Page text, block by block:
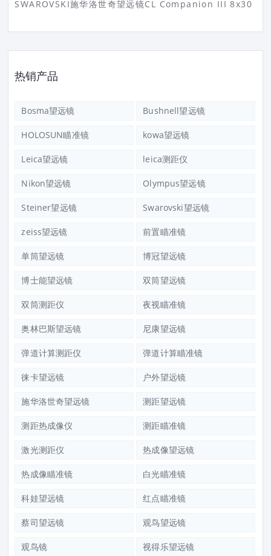
SWAROVSKI施华洛世奇望远镜CL Companion III 8x30
热销产品
Bosma望远镜 Bushnell望远镜
HOLOSUN瞄准镜 kowa望远镜
Leica望远镜 leica测距仪
Nikon望远镜 Olympus望远镜
Steiner望远镜 Swarovski望远镜
zeiss望远镜 前置瞄准镜
单筒望远镜 博冠望远镜
博士能望远镜 双筒望远镜
双筒测距仪 夜视瞄准镜
奥林巴斯望远镜 尼康望远镜
弹道计算测距仪 弹道计算瞄准镜
徕卡望远镜 户外望远镜
施华洛世奇望远镜 测距望远镜
测距热成像仪 测距瞄准镜
激光测距仪 热成像望远镜
热成像瞄准镜 白光瞄准镜
科娃望远镜 红点瞄准镜
蔡司望远镜 观鸟望远镜
观鸟镜 视得乐望远镜